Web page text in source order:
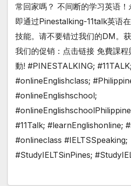
常回家嗎？ 不间断的学习英语
即通过Pinestalking-11talk英语
技能。请不要错过我们的DM。
我们的促销：点击链接 免費課
動! #PINESTALKING;
#onlineEnglishclass;
#onlineEnglishschool;
#11Talk; #learnEnglishonline;
#onlineclass #IELTSSpeaking;
#StudyIELTSinPines;